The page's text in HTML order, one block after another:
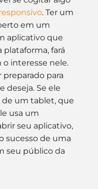
. Ter um
em um
aplicativo que
fará
interesse nele.
preparado para
deseja. Se ele
de um tablet, que
usa um
seu aplicativo,
sucesso de uma
seu público da